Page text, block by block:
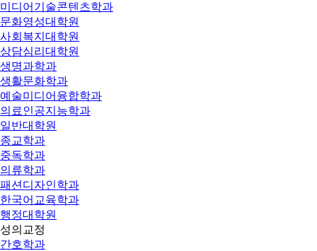
미디어기술콘텐츠학과
문화영성대학원
사회복지대학원
상담심리대학원
생명과학과
생활문화학과
예술미디어융합학과
의료인공지능학과
일반대학원
종교학과
중독학과
의류학과
패션디자인학과
한국어교육학과
행정대학원
성의교정
간호학과